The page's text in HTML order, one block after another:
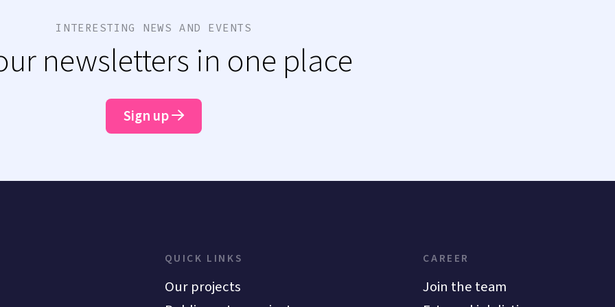
INTERESTING NEWS AND EVENTS
newsletters in one place
Sign up
QUICK LINKS
Our projects
CAREER
Join the team